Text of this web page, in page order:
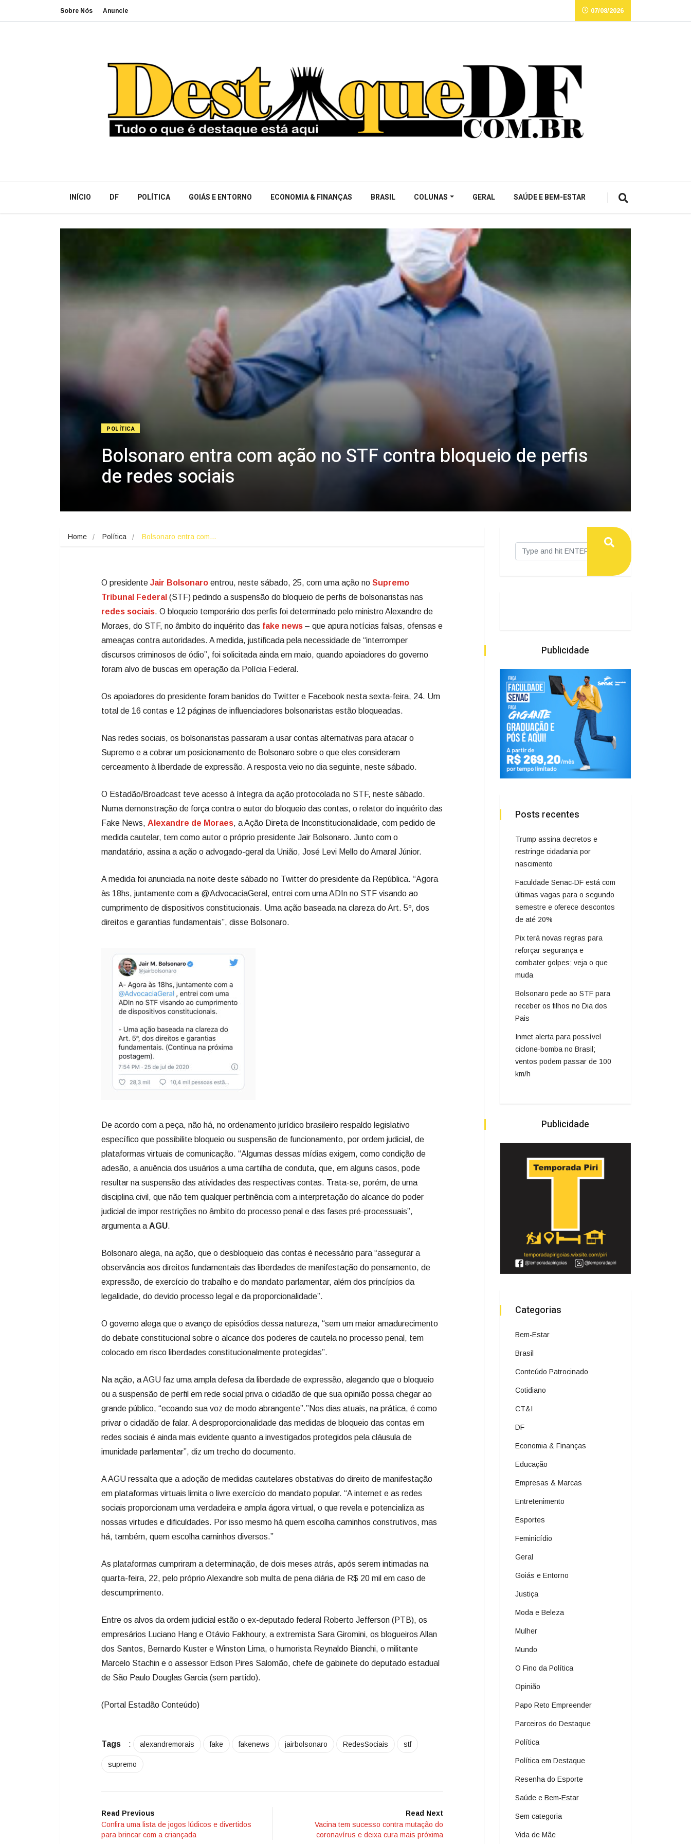
Sobre Nós Anuncie 07/08/2026
INÍCIO DF POLÍTICA GOIÁS E ENTORNO ECONOMIA & FINANÇAS BRASIL COLUNAS GERAL SAÚDE E BEM-ESTAR
POLÍTICA
Bolsonaro entra com ação no STF contra bloqueio de perfis
de redes sociais
Home Política Bolsonaro entra com…
O presidente Jair Bolsonaro entrou, neste sábado, 25, com uma ação no Supremo
Tribunal Federal (STF) pedindo a suspensão do bloqueio de perfis de bolsonaristas nas
redes sociais. O bloqueio temporário dos perfis foi determinado pelo ministro Alexandre de
Moraes, do STF, no âmbito do inquérito das fake news – que apura notícias falsas, ofensas e
ameaças contra autoridades. A medida, justificada pela necessidade de “interromper
discursos criminosos de ódio”, foi solicitada ainda em maio, quando apoiadores do governo
foram alvo de buscas em operação da Polícia Federal.
Os apoiadores do presidente foram banidos do Twitter e Facebook nesta sexta-feira, 24. Um
total de 16 contas e 12 páginas de influenciadores bolsonaristas estão bloqueadas.
Nas redes sociais, os bolsonaristas passaram a usar contas alternativas para atacar o
Supremo e a cobrar um posicionamento de Bolsonaro sobre o que eles consideram
cerceamento à liberdade de expressão. A resposta veio no dia seguinte, neste sábado.
O Estadão/Broadcast teve acesso à íntegra da ação protocolada no STF, neste sábado.
Numa demonstração de força contra o autor do bloqueio das contas, o relator do inquérito das
Fake News, Alexandre de Moraes, a Ação Direta de Inconstitucionalidade, com pedido de
medida cautelar, tem como autor o próprio presidente Jair Bolsonaro. Junto com o
mandatário, assina a ação o advogado-geral da União, José Levi Mello do Amaral Júnior.
A medida foi anunciada na noite deste sábado no Twitter do presidente da República. “Agora
às 18hs, juntamente com a @AdvocaciaGeral, entrei com uma ADIn no STF visando ao
cumprimento de dispositivos constitucionais. Uma ação baseada na clareza do Art. 5º, dos
direitos e garantias fundamentais”, disse Bolsonaro.
De acordo com a peça, não há, no ordenamento jurídico brasileiro respaldo legislativo
específico que possibilite bloqueio ou suspensão de funcionamento, por ordem judicial, de
plataformas virtuais de comunicação. “Algumas dessas mídias exigem, como condição de
adesão, a anuência dos usuários a uma cartilha de conduta, que, em alguns casos, pode
resultar na suspensão das atividades das respectivas contas. Trata-se, porém, de uma
disciplina civil, que não tem qualquer pertinência com a interpretação do alcance do poder
judicial de impor restrições no âmbito do processo penal e das fases pré-processuais”,
argumenta a AGU.
Bolsonaro alega, na ação, que o desbloqueio das contas é necessário para “assegurar a
observância aos direitos fundamentais das liberdades de manifestação do pensamento, de
expressão, de exercício do trabalho e do mandato parlamentar, além dos princípios da
legalidade, do devido processo legal e da proporcionalidade”.
O governo alega que o avanço de episódios dessa natureza, “sem um maior amadurecimento
do debate constitucional sobre o alcance dos poderes de cautela no processo penal, tem
colocado em risco liberdades constitucionalmente protegidas”.
Na ação, a AGU faz uma ampla defesa da liberdade de expressão, alegando que o bloqueio
ou a suspensão de perfil em rede social priva o cidadão de que sua opinião possa chegar ao
grande público, “ecoando sua voz de modo abrangente”.”Nos dias atuais, na prática, é como
privar o cidadão de falar. A desproporcionalidade das medidas de bloqueio das contas em
redes sociais é ainda mais evidente quanto a investigados protegidos pela cláusula de
imunidade parlamentar”, diz um trecho do documento.
A AGU ressalta que a adoção de medidas cautelares obstativas do direito de manifestação
em plataformas virtuais limita o livre exercício do mandato popular. “A internet e as redes
sociais proporcionam uma verdadeira e ampla ágora virtual, o que revela e potencializa as
nossas virtudes e dificuldades. Por isso mesmo há quem escolha caminhos construtivos, mas
há, também, quem escolha caminhos diversos.”
As plataformas cumpriram a determinação, de dois meses atrás, após serem intimadas na
quarta-feira, 22, pelo próprio Alexandre sob multa de pena diária de R$ 20 mil em caso de
descumprimento.
Entre os alvos da ordem judicial estão o ex-deputado federal Roberto Jefferson (PTB), os
empresários Luciano Hang e Otávio Fakhoury, a extremista Sara Giromini, os blogueiros Allan
dos Santos, Bernardo Kuster e Winston Lima, o humorista Reynaldo Bianchi, o militante
Marcelo Stachin e o assessor Edson Pires Salomão, chefe de gabinete do deputado estadual
de São Paulo Douglas Garcia (sem partido).
(Portal Estadão Conteúdo)
Tags : alexandremorais fake fakenews jairbolsonaro RedesSociais stf
supremo
Read Previous
Confira uma lista de jogos lúdicos e divertidos
para brincar com a criançada
Read Next
Vacina tem sucesso contra mutação do
coronavírus e deixa cura mais próxima
Publicidade
Posts recentes
Trump assina decretos e
restringe cidadania por
nascimento
Faculdade Senac-DF está com
últimas vagas para o segundo
semestre e oferece descontos
de até 20%
Pix terá novas regras para
reforçar segurança e
combater golpes; veja o que
muda
Bolsonaro pede ao STF para
receber os filhos no Dia dos
Pais
Inmet alerta para possível
ciclone-bomba no Brasil;
ventos podem passar de 100
km/h
Publicidade
Categorias
Bem-Estar
Brasil
Conteúdo Patrocinado
Cotidiano
CT&I
DF
Economia & Finanças
Educação
Empresas & Marcas
Entretenimento
Esportes
Feminicídio
Geral
Goiás e Entorno
Justiça
Moda e Beleza
Mulher
Mundo
O Fino da Política
Opinião
Papo Reto Empreender
Parceiros do Destaque
Política
Política em Destaque
Resenha do Esporte
Saúde e Bem-Estar
Sem categoria
Vida de Mãe